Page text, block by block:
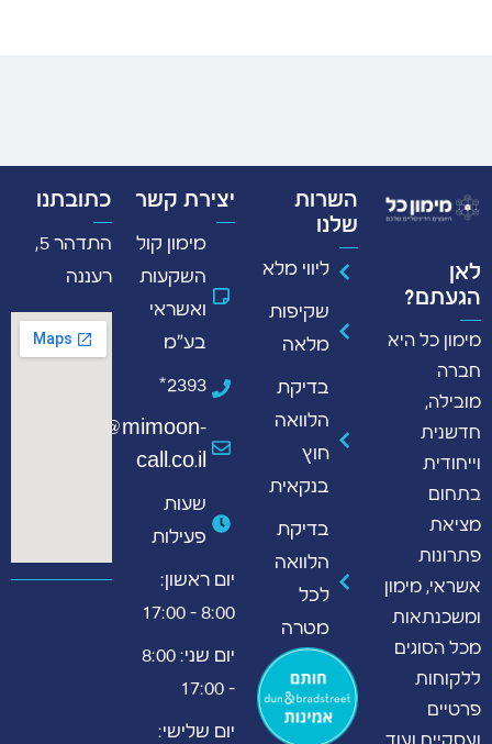
לאן
הגעתם?
מימון כל היא
חברה
מובילה,
חדשנית
וייחודית
בתחום
מציאת
פתרונות
אשראי, מימון
ומשכנתאות
מכל הסוגים
ללקוחות
פרטיים
השרות
שלנו
ליווי מלא
שקיפות
מלאה
בדיקת
הלוואה
חוץ
בנקאית
בדיקת
הלוואה
לכל
מטרה
יצירת קשר
מימון קול
השקעות
ואשראי
בע"מ
2393*
info@mimoon-
call.co.il
שעות
פעילות
יום ראשון:
8:00 - 17:00
יום שני: 8:00
- 17:00
יום שלישי:
כתובתנו
התדהר 5,
רעננה